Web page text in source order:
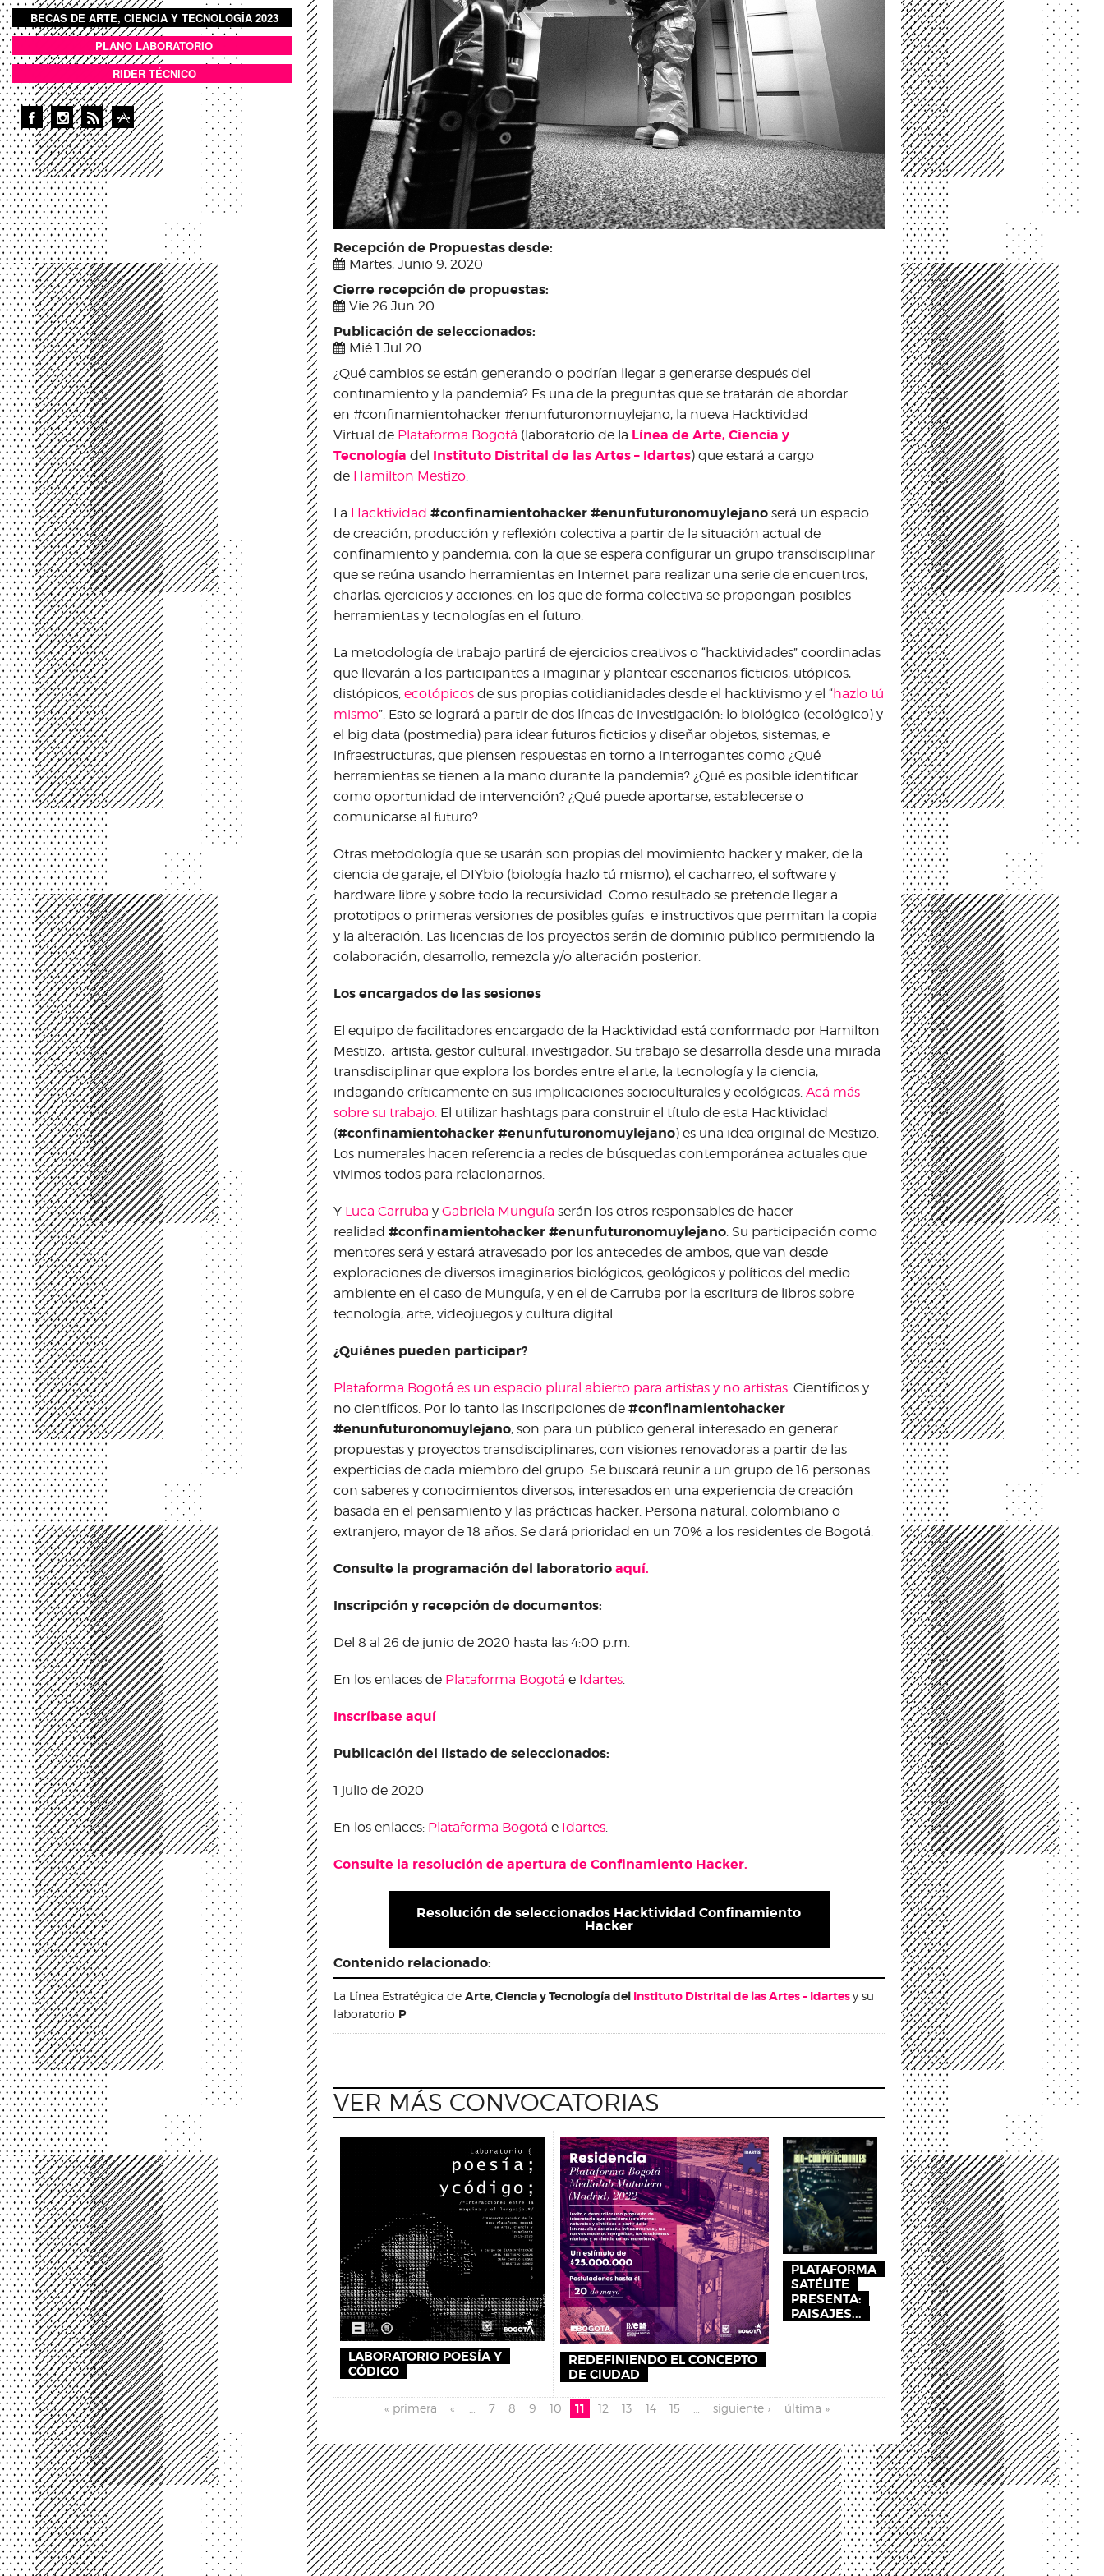
BOTON DOMO LLENO
BECAS DE ARTE, CIENCIA Y TECNOLOGÍA 2023
ANEXOSPLANO LABORATORIO
RIDER TÉCNICO
Recepción de Propuestas desde:
Martes, Junio 9, 2020
Cierre recepción de propuestas:
Vie 26 Jun 20
Publicación de seleccionados:
Mié 1 Jul 20
¿Qué cambios se están generando o podrían llegar a generarse después del
confinamiento y la pandemia? Es una de la preguntas que se tratarán de abordar
en #confinamientohacker #enunfuturonomuylejano, la nueva Hacktividad
Virtual de Plataforma Bogotá (laboratorio de la Línea de Arte, Ciencia y
Tecnología del Instituto Distrital de las Artes – Idartes) que estará a cargo
de Hamilton Mestizo.
La Hacktividad #confinamientohacker #enunfuturonomuylejanoserá un espacio
de creación, producción y reflexión colectiva a partir de la situación actual de
confinamiento y pandemia, con la que se espera configurar un grupo transdisciplinar
que se reúna usando herramientas en Internet para realizar una serie de encuentros,
charlas, ejercicios y acciones, en los que de forma colectiva se propongan posibles
herramientas y tecnologías en el futuro.
La metodología de trabajo partirá de ejercicios creativos o “hacktividades” coordinadas
que llevarán a los participantes a imaginar y plantear escenarios ficticios, utópicos,
distópicos, ecotópicosde sus propias cotidianidades desde el hacktivismo y el “hazlo tú
mismo”. Esto se logrará a partir de dos líneas de investigación: lo biológico (ecológico) y
el big data (postmedia) para idear futuros ficticios y diseñar objetos, sistemas, e
infraestructuras, que piensen respuestas en torno a interrogantes como ¿Qué
herramientas se tienen a la mano durante la pandemia? ¿Qué es posible identificar
como oportunidad de intervención? ¿Qué puede aportarse, establecerse o
comunicarse al futuro?
Otras metodología que se usarán son propias del movimiento hacker y maker, de la
ciencia de garaje, el DIYbio (biología hazlo tú mismo), el cacharreo, el software y
hardware libre y sobre todo la recursividad. Como resultado se pretende llegar a
prototipos o primeras versiones de posibles guías e instructivos que permitan la copia
y la alteración. Las licencias de los proyectos serán de dominio público permitiendo la
colaboración, desarrollo, remezcla y/o alteración posterior.
Los encargados de las sesiones
El equipo de facilitadores encargado de la Hacktividad está conformado por Hamilton
Mestizo, artista, gestor cultural, investigador. Su trabajo se desarrolla desde una mirada
transdisciplinar que explora los bordes entre el arte, la tecnología y la ciencia,
indagando críticamente en sus implicaciones socioculturales y ecológicas. Acá más
sobre su trabajo. El utilizar hashtags para construir el título de esta Hacktividad
(#confinamientohacker #enunfuturonomuylejano) es una idea original de Mestizo.
Los numerales hacen referencia a redes de búsquedas contemporánea actuales que
vivimos todos para relacionarnos.
Y Luca Carruba y Gabriela Munguía serán los otros responsables de hacer
realidad #confinamientohacker #enunfuturonomuylejano. Su participación como
mentores será y estará atravesado por los antecedes de ambos, que van desde
exploraciones de diversos imaginarios biológicos, geológicos y políticos del medio
ambiente en el caso de Munguía, y en el de Carruba por la escritura de libros sobre
tecnología, arte, videojuegos y cultura digital.
¿Quiénes pueden participar?
Plataforma Bogotá es un espacio plural abierto para artistas y no artistas. Científicos y
no científicos. Por lo tanto las inscripciones de #confinamientohacker
#enunfuturonomuylejano, son para un público general interesado en generar
propuestas y proyectos transdisciplinares, con visiones renovadoras a partir de las
experticias de cada miembro del grupo. Se buscará reunir a un grupo de 16 personas
con saberes y conocimientos diversos, interesados en una experiencia de creación
basada en el pensamiento y las prácticas hacker. Persona natural: colombiano o
extranjero, mayor de 18 años. Se dará prioridad en un 70% a los residentes de Bogotá.
Consulte la programación del laboratorioaquí.
Inscripción y recepción de documentos:
Del 8 al 26 de junio de 2020 hasta las 4:00 p.m.
En los enlaces dePlataforma Bogotá e Idartes.
Inscríbase aquí
Publicación del listado de seleccionados:
1 julio de 2020
En los enlaces: Plataforma Bogotá e Idartes.
Consulte la resolución de apertura de Confinamiento Hacker.
Resolución de seleccionados Hacktividad Confinamiento
Hacker
Contenido relacionado:
La Línea Estratégica de Arte, Ciencia y Tecnología del Instituto Distrital de las Artes – Idartesy su
laboratorio P
VER MÁS CONVOCATORIAS
LABORATORIO POESÍA Y
CÓDIGO
REDEFINIENDO EL CONCEPTO
DE CIUDAD
PLATAFORMA
SATÉLITE
PRESENTA:
PAISAJES...
Páginas« primera « 7 8 9 10 11 12 13 14 15 siguiente › última »